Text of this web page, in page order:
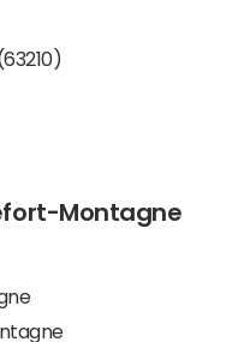
Montagne